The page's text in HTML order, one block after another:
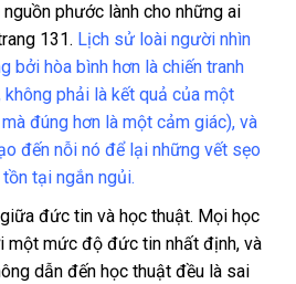
phước lành cho những ai
131. Lịch sử loài người nhìn
bởi hòa bình hơn là chiến tranh
phải là kết quả của một
đúng hơn là một cảm giác), và
đến nỗi nó để lại những vết sẹo
tại ngắn ngủi.
đức tin và học thuật. Mọi học
một mức độ đức tin nhất định, và
dẫn đến học thuật đều là sai